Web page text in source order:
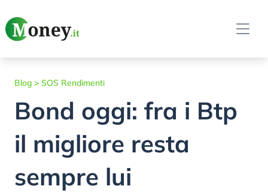
Blog > SOS Rendimenti
Bond oggi: fra i Btp
il migliore resta
sempre lui